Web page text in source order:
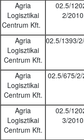
Agria
Logisztikai
Centrum Kft.
02.5/
2/
Agria
Logisztikai
Centrum Kft.
02.5/1393/
Agria
Logisztikai
Centrum Kft.
02.5/675/
Agria
Logisztikai
Centrum Kft.
02.5/
3/